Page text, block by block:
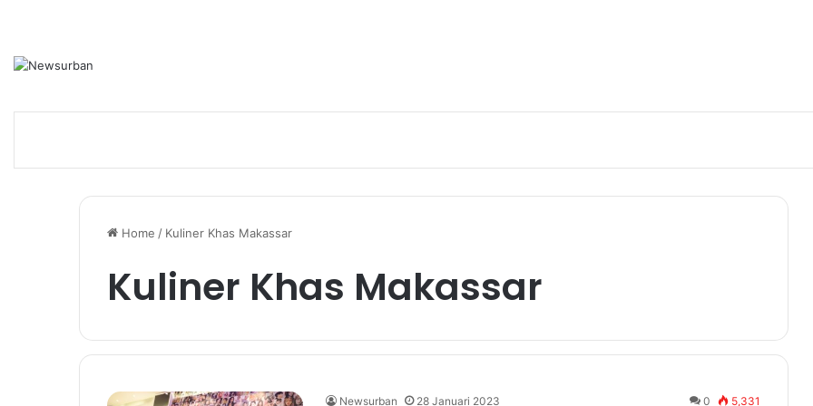
Home / Kuliner Khas Makassar
Kuliner Khas Makassar
Newsurban 28 Januari 2023 0 5,331